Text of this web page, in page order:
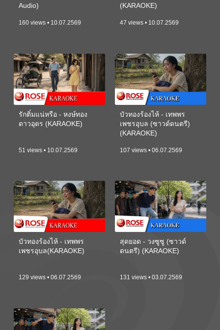
Audio)
160 views • 10.07.2569
(KARAOKE)
47 views • 10.07.2569
รักติ๋มแน่หรือ - หงษ์ทอง
ดาวอุดร (KARAOKE)
51 views • 10.07.2569
บัวทองร้องไห้ - เทพพร
เพชรอุบล (ซาวด์ดนตรี)
(KARAOKE)
107 views • 06.07.2569
บัวทองร้องไห้ - เทพพร
เพชรอุบล(KARAOKE)
129 views • 06.07.2569
สุดยอด - วงซูซู (ซาวด์
ดนตรี) (KARAOKE)
131 views • 03.07.2569